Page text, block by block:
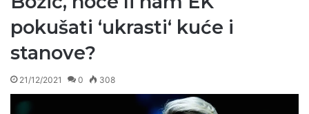
pokušati ‘ukrasti‘ kuće i
stanove?
21/12/2021 0 308